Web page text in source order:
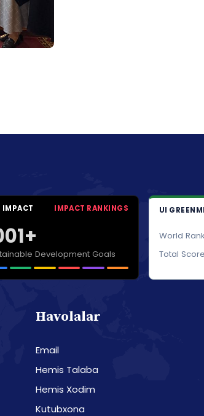
IMPACT IMPACT RANKINGS
Development Goals
UI
World Rank
Total Score
Havolalar
Email
Hemis Talaba
Hemis Xodim
Kutubxona